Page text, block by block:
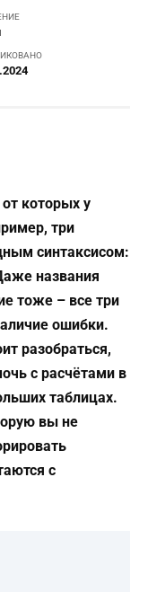
которых у
три
синтаксисом:
названия
тоже – все три
ошибки.
разобраться,
с расчётами в
таблицах.
вы не
с